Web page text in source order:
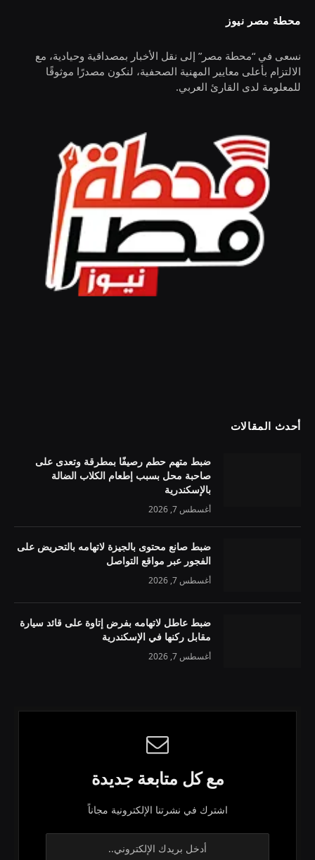
محطة مصر نيوز
نسعى في “محطة مصر” إلى نقل الأخبار بمصداقية وحيادية، مع
الالتزام بأعلى معايير المهنية الصحفية، لنكون مصدرًا موثوقًا
للمعلومة لدى القارئ العربي.
أحدث المقالات
ضبط متهم حطم رصيفًا بمطرقة وتعدى على
صاحبة محل بسبب إطعام الكلاب الضالة
بالإسكندرية
أغسطس 7, 2026
ضبط صانع محتوى بالجيزة لاتهامه بالتحريض على
الفجور عبر مواقع التواصل
أغسطس 7, 2026
ضبط عاطل لاتهامه بفرض إتاوة على قائد سيارة
مقابل ركنها في الإسكندرية
أغسطس 7, 2026
مع كل متابعة جديدة
اشترك في نشرتنا الإلكترونية مجاناً